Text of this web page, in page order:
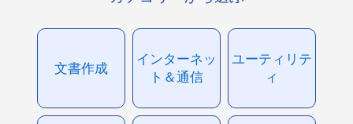
文書作成
インターネッ
ト＆通信
ユーティリテ
ィ